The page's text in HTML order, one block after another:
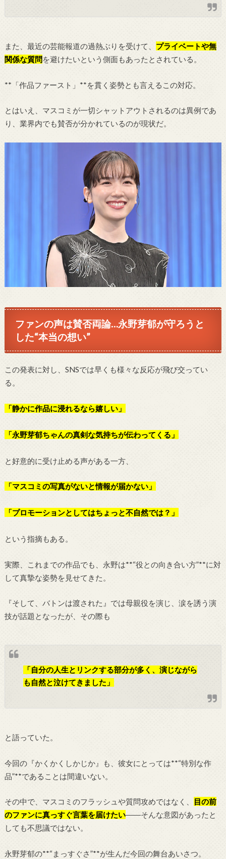
また、最近の芸能報道の過熱ぶりを受けて、 プライベートや無
関係な質問を避けたいという側面もあったとされている。
**「作品ファースト」**を貫く姿勢とも言えるこの対応。
とはいえ、マスコミが一切シャットアウトされるのは異例であ
り、業界内でも賛否が分かれているのが現状だ。
ファンの声は賛否両論…永野芽郁が守ろうと
した“本当の想い”
この発表に対し、SNSでは早くも様々な反応が飛び交ってい
る。
「静かに作品に浸れるなら嬉しい」
「永野芽郁ちゃんの真剣な気持ちが伝わってくる」
と好意的に受け止める声がある一方、
「マスコミの写真がないと情報が届かない」
「プロモーションとしてはちょっと不自然では？」
という指摘もある。
実際、これまでの作品でも、永野は**“役との向き合い方”**に対
して真摯な姿勢を見せてきた。
『そして、バトンは渡された』では母親役を演じ、涙を誘う演
技が話題となったが、その際も
「自分の人生とリンクする部分が多く、演じながら
も自然と泣けてきました」
と語っていた。
今回の『かくかくしかじか』も、彼女にとっては**“特別な作
品”**であることは間違いない。
その中で、マスコミのフラッシュや質問攻めではなく、
目の前
のファンに真っすぐ言葉を届けたい――そんな意図があったと
しても不思議ではない。
永野芽郁の**“まっすぐさ”**が生んだ今回の舞台あいさつ。